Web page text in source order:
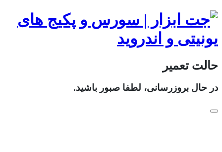
حالت تعمیر
در حال بروزرسانی، لطفا صبور باشید.